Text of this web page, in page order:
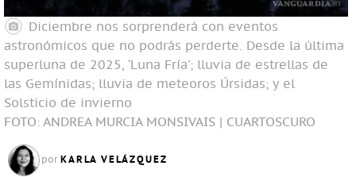
Diciembre nos sorprenderá con eventos
astronómicos que no podrás perderte. Desde la última
superluna de 2025, ‘Luna Fría’; lluvia de estrellas de
las Gemínidas; lluvia de meteoros Úrsidas; y el
Solsticio de invierno
FOTO: ANDREA MURCIA MONSIVAIS | CUARTOSCURO
por KARLA VELÁZQUEZ